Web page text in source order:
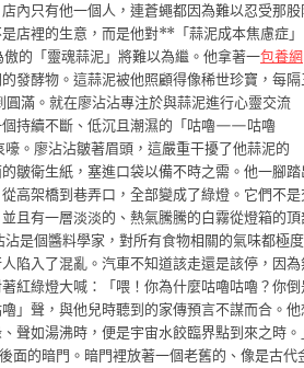
內只有他一個人，連蒼蠅都因為難以忍受那股
店裡的生意，而是他對**「蒜泥成本焦慮症」
的「靈魂蒜泥」將難以為繼。他拿著一包養網
發酵物。這蒜泥被他照顧得像稀世珍寶，每隔
滿。就在廖沾沾專注於與蒜泥進行心靈交流
個持續不斷、低沉且潮濕的「咕嚕——咕嚕
。廖沾沾皺著眉頭，這嚴重干擾了他蒜泥的
皺衛生紙，塞進口袋以備不時之需。他一腳踏
高架橋到巷弄口，全部變成了綠燈。它們不是
且有一層淡淡的、熱氣騰騰的白霧從燈箱的頂
是個醬料學家，對所有食物相關的氣味都極度
陷入了混亂。汽車不知道該走還是該停，因為
紅綠燈大喊：「喂！你為什麼咕嚕咕嚕？你倒
」聲，與他兒時聽到的家傳預言不謀而合。他
聲如湯沸時，便是宇宙水餃臨界點到來之時。
面的暗門。暗門裡放著一個老舊的、像是古代